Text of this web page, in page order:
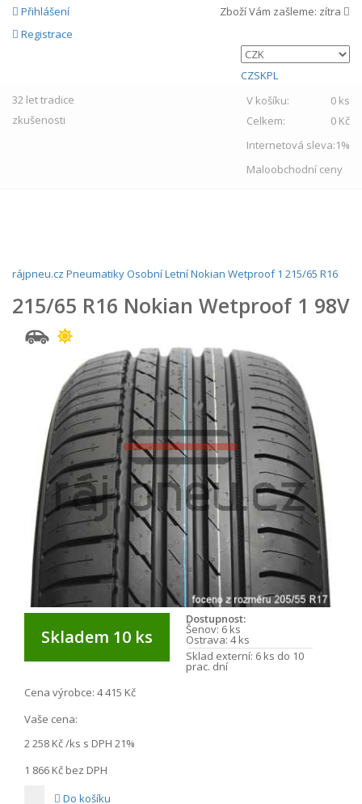
Přihlášení
Registrace
Zboží Vám zašleme: zítra
CZSKPL
32 lettradice
zkušenosti
V košíku:
0 ks
Celkem:
0 Kč
Internetová sleva:1%
Maloobchodní ceny
rájpneu.cz PneumatikyOsobníLetníNokian Wetproof 1 215/65 R16
215/65 R16 Nokian Wetproof 1 98V
Skladem 10 ks
Dostupnost:
Šenov: 6 ks
Ostrava: 4 ks
Sklad externí: 6 ks do 10
prac. dní
Cena výrobce: 4 415 Kč
Vaše cena:
2 258 Kč/ks s DPH 21%
1 866 Kč bez DPH
Do košíku